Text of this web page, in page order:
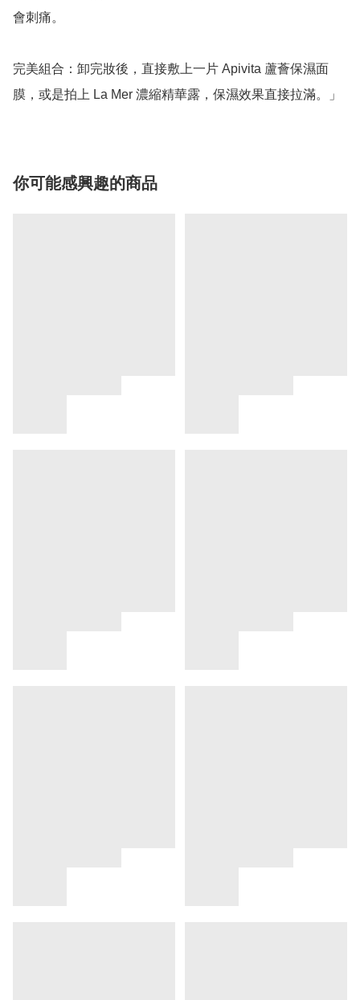
會刺痛。
完美組合：卸完妝後，直接敷上一片 Apivita 蘆薈保濕面
膜，或是拍上 La Mer 濃縮精華露，保濕效果直接拉滿。」
你可能感興趣的商品